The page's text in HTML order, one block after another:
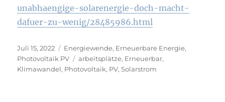
unabhaengige-solarenergie-doch-macht-
dafuer-zu-wenig/28485986.html
Veröffentlicht
am
Juli 15, 2022 Kategorien
Energiewende, Erneuerbare Energie,
Photovoltaik PV
Schlagwörter
arbeitsplätze, Erneuerbar,
Klimawandel, Photovoltaik, PV,Solarstrom